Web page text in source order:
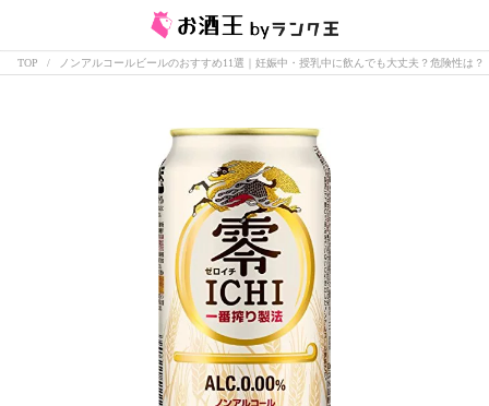
TOP ノンアルコールビールのおすすめ11選｜妊娠中・授乳中に飲んでも大丈夫？危険性は？